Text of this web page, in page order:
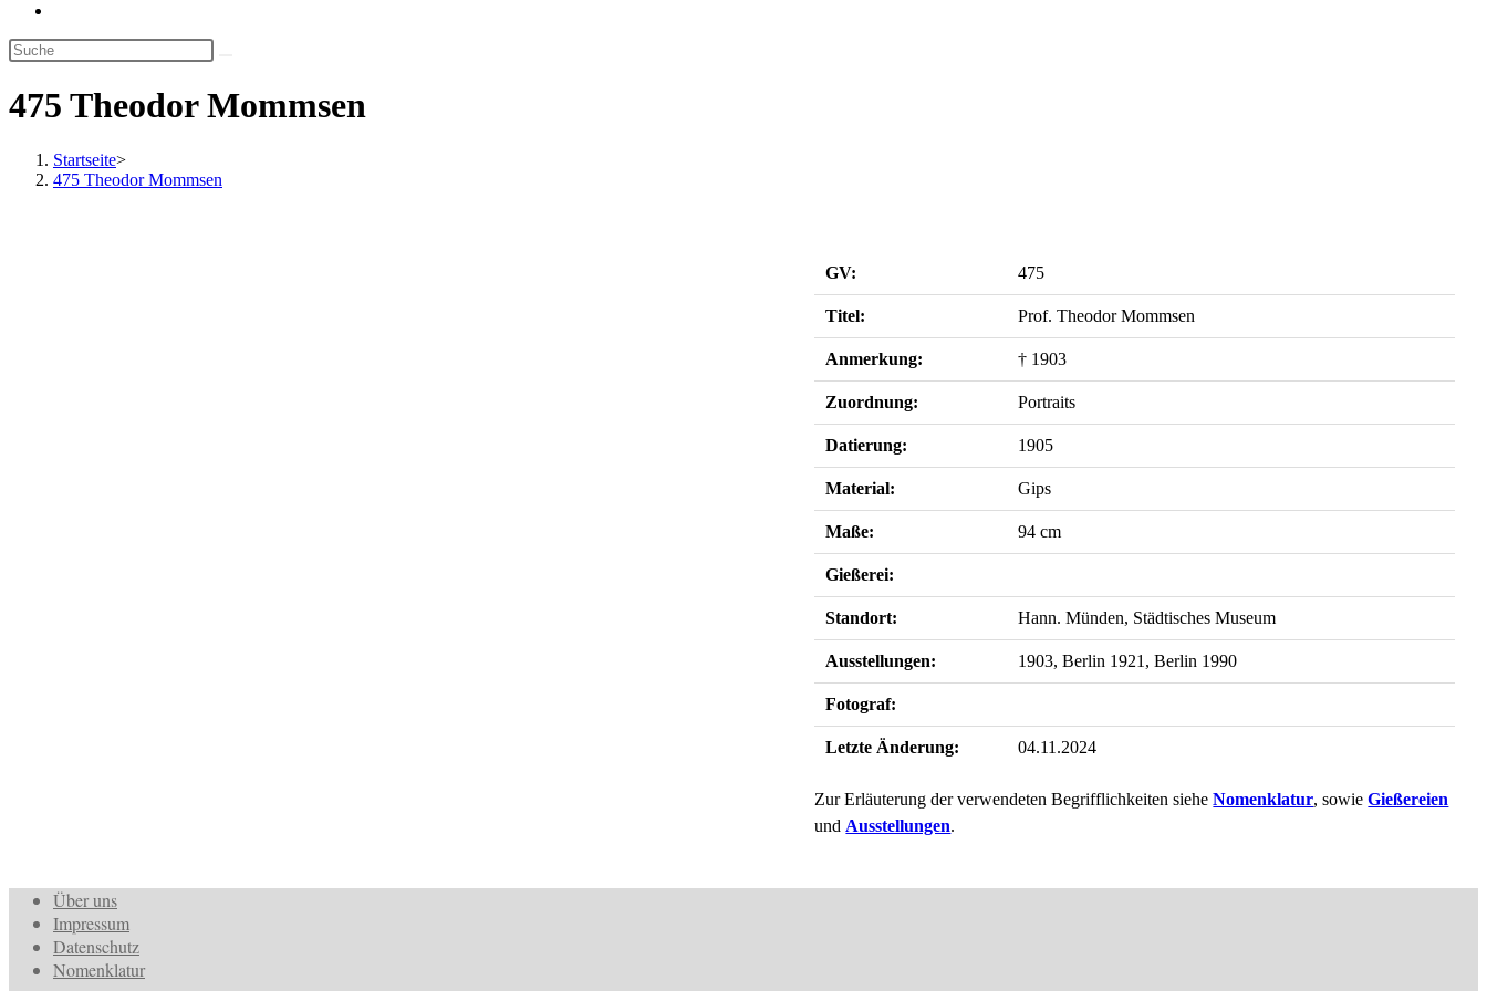
umschalten
475 Theodor Mommsen
Startseite>
475 Theodor Mommsen
GV: 475
Titel: Prof. Theodor Mommsen
Anmerkung: † 1903
Zuordnung: Portraits
Datierung: 1905
Material: Gips
Maße: 94 cm
Gießerei:
Standort: Hann. Münden, Städtisches Museum
Ausstellungen: 1903, Berlin 1921, Berlin 1990
Fotograf:
Letzte Änderung: 04.11.2024
Zur Erläuterung der verwendeten Begrifflichkeiten sieheNomenklatur, sowieGießereien
und Ausstellungen.
Über uns
Impressum
Datenschutz
Nomenklatur